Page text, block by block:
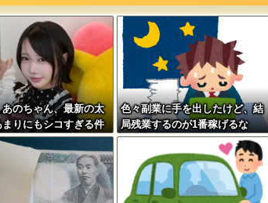
のちゃん、最新の太
りにもシコすぎる件
色々副業に手を出したけど、結
局残業するのが1番稼げるな